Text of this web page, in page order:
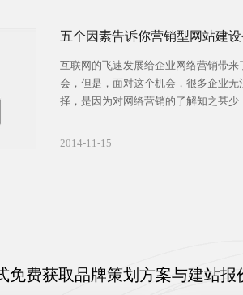
五个因素告诉你营销型网站建
互联网的飞速发展给企业网络营销带来
会，但是，面对这个机会，很多企业无
择，是因为对网络营销的了解知之甚少
站的心理，采用保证效果、低价格的策
2014-11-15
免费获取品牌策划方案与建站报